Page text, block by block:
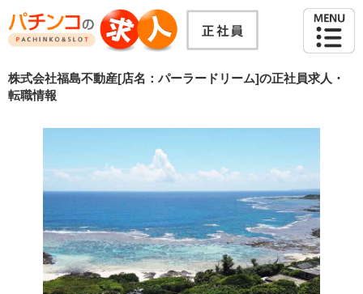
株式会社福島不動産[店名：パーラードリーム]の正社員求人・
転職情報